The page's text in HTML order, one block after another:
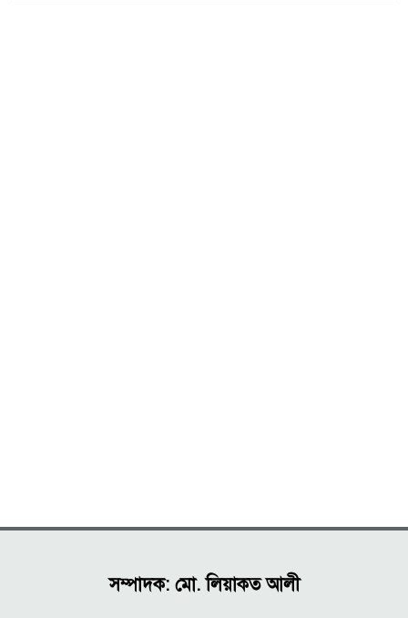
সম্পাদক: মো. লিয়াকত আলী